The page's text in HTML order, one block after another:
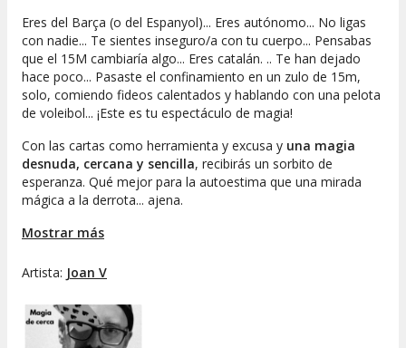
Eres del Barça (o del Espanyol)... Eres autónomo... No ligas
con nadie... Te sientes inseguro/a con tu cuerpo... Pensabas
que el 15M cambiaría algo... Eres catalán. .. Te han dejado
hace poco... Pasaste el confinamiento en un zulo de 15m,
solo, comiendo fideos calentados y hablando con una pelota
de voleibol... ¡Este es tu espectáculo de magia!
Con las cartas como herramienta y excusa y una magia
desnuda, cercana y sencilla, recibirás un sorbito de
esperanza. Qué mejor para la autoestima que una mirada
mágica a la derrota... ajena.
---------------------------------------------------------------------------
presenta un espectacle de
d'un mestre d'escola absolutament desconeixedor de la
màgia que acabaapassionat per aquest art
conseqüència dels seus fracassos constants i persistents.
Mostrar más
Artista: Joan V